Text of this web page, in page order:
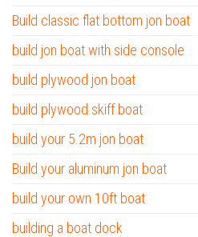
Build classic flat bottom jon boat
build jon boat with side console
build plywood jon boat
build plywood skiff boat
build your 5.2m jon boat
Build your aluminum jon boat
build your own 10ft boat
building a boat dock